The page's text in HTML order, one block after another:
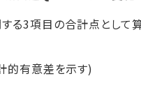
る3項目の合計点として
的有意差を示す)